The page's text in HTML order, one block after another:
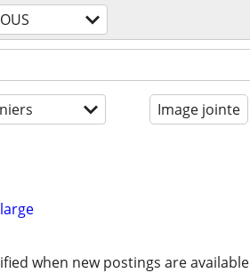
Image jointe
when new postings are available